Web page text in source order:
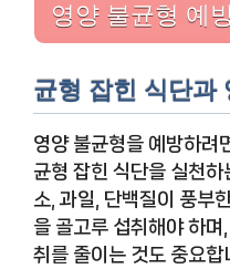
영양 불균형 예
균형 잡힌 식단과
영양 불균형을 예방하려
균형 잡힌 식단을 실천하
소, 과일, 단백질이 풍부
을 골고루 섭취해야 하
취를 줄이는 것도 중요합